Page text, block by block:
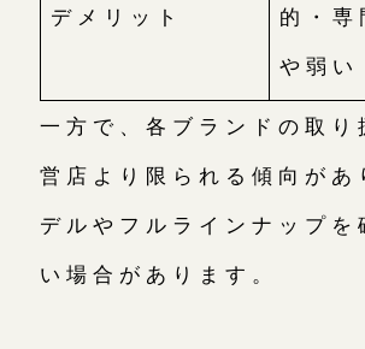
デメリット
的・専
や弱い
一方で、各ブランドの取り
営店より限られる傾向があ
デルやフルラインナップを
い場合があります。